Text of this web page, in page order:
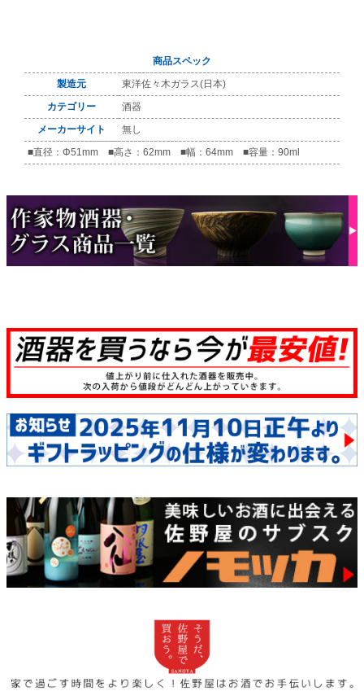
商品スペック
製造元
東洋佐々木ガラス(日本)
カテゴリー
酒器
メーカーサイト
無し
■直径：Φ51mm ■高さ：62mm ■幅：64mm ■容量：90ml